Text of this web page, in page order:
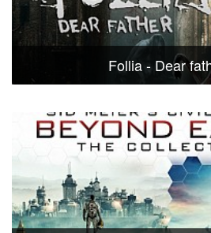
Follia - Dear